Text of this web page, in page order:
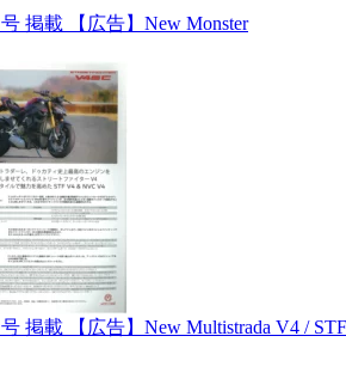
掲載 【広告】New Monster
掲載 【広告】New Multistrada V4 /